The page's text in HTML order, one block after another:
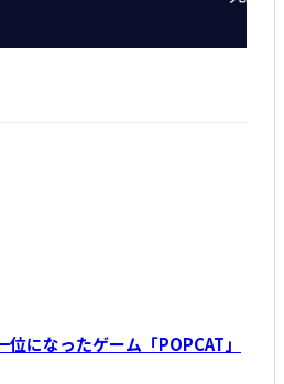
になったゲーム「POPCAT」